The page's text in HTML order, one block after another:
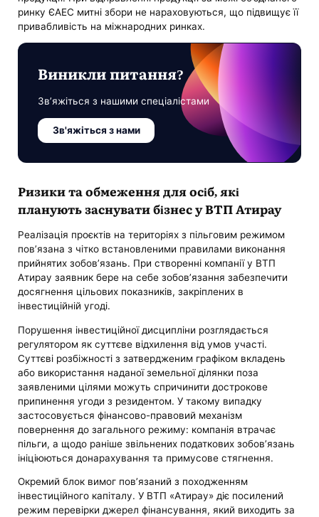
ринку ЄАЕС митні збори не нараховуються, що підвищує її
привабливість на міжнародних ринках.
Виникли питання?
Зв’яжіться з нашими спеціалістами
Зв'яжіться з нами
Ризики та обмеження для осіб, які
планують заснувати бізнес у ВТП Атирау
Реалізація проєктів на територіях з пільговим режимом
пов’язана з чітко встановленими правилами виконання
прийнятих зобов’язань. При створенні компанії у ВТП
Атирау заявник бере на себе зобов’язання забезпечити
досягнення цільових показників, закріплених в
інвестиційній угоді.
Порушення інвестиційної дисципліни розглядається
регулятором як суттєве відхилення від умов участі.
Суттєві розбіжності з затвердженим графіком вкладень
або використання наданої земельної ділянки поза
заявленими цілями можуть спричинити дострокове
припинення угоди з резидентом. У такому випадку
застосовується фінансово-правовий механізм
повернення до загального режиму: компанія втрачає
пільги, а щодо раніше звільнених податкових зобов’язань
ініціюються донарахування та примусове стягнення.
Окремий блок вимог пов’язаний з походженням
інвестиційного капіталу. У ВТП «Атирау» діє посилений
режим перевірки джерел фінансування, який виходить за